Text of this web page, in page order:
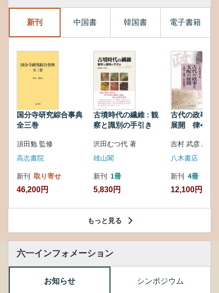
新刊 中国書 韓国書 電子書籍
国分寺研究綜合事典
全三巻
須田勉 監修
高志書院
新刊 取り寄せ
46,200円
古墳時代の繊維 : 観
察と識別の手引き
沢田むつ代 著
雄山閣
新刊 1冊
5,830円
古代の政事と
展開 律令・
吉村 武彦 編集
八木書店
新刊 4冊
12,100円
もっと見る
六一インフォメーション
お知らせ シンポジウム